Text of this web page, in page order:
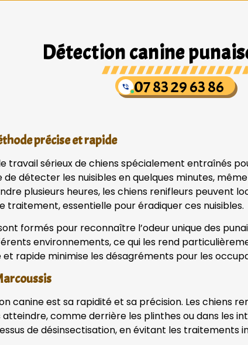
Détection canine
07 83 29 63 86
précise et rapide
travail sérieux de chiens spécialement entraînés
détecter les nuisibles en quelques minutes,
plusieurs heures, les chiens renifleurs peuvent
essentielle pour éradiquer ces nuisibles.
formés pour reconnaître l’odeur unique des
environnements, ce qui les rend
rapide minimise les désagréments pour les
canine est sa rapidité et sa précision. Les chiens
comme derrière les plinthes ou dans les
de désinsectisation, en évitant les traitements